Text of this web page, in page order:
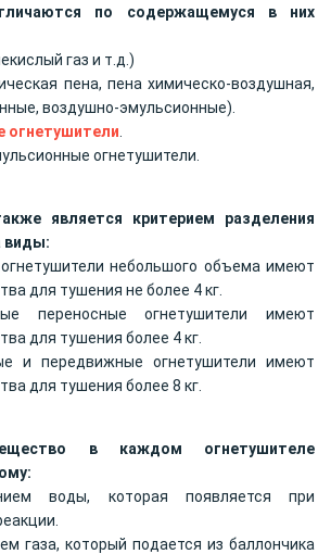
по содержащемуся в них
газ и т.д.)
пена, пена химическо-воздушная,
воздушно-эмульсионные).
огнетушители
огнетушители.
является критерием разделения
виды:
небольшого объема имеют
для тушения не более 4 кг.
переносные огнетушители имеют
для тушения более 4 кг.
и передвижные огнетушители имеют
для тушения более 8 кг.
в каждом огнетушителе
воды, которая появляется при
газа, который подается из баллончика